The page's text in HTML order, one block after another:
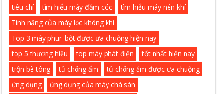
tiêu chí
tìm hiểu máy đầm cóc
tìm hiểu máy nén khí
Tính năng của máy lọc không khí
Top 3 máy phun bột được ưa chuộng hiện nay
top 5 thương hiệu
top máy phát điện
tốt nhất hiện nay
trộn bê tông
tủ chống ẩm
tủ chống ẩm được ưa chuộng
ứng dụng
ứng dụng của máy chà sàn